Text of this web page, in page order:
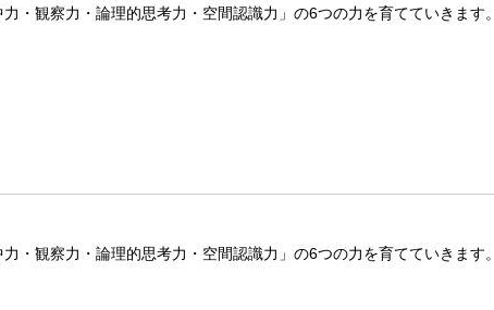
・観察力・論理的思考力・空間認識力」の6つの力を育てていきます。
・観察力・論理的思考力・空間認識力」の6つの力を育てていきます。